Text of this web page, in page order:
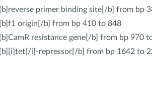
primer binding site[/b] from bp
origin[/b] from bp 410 to 848
resistance gene[/b] from bp 970
i]-repressor[/b] from bp 1642 to